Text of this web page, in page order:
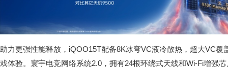
助力更强性能释放，iQOO15T配备8K冰穹VC液冷散热，超大VC覆
戏体验。寰宇电竞网络系统2.0，拥有24根环绕式天线和Wi-Fi增强